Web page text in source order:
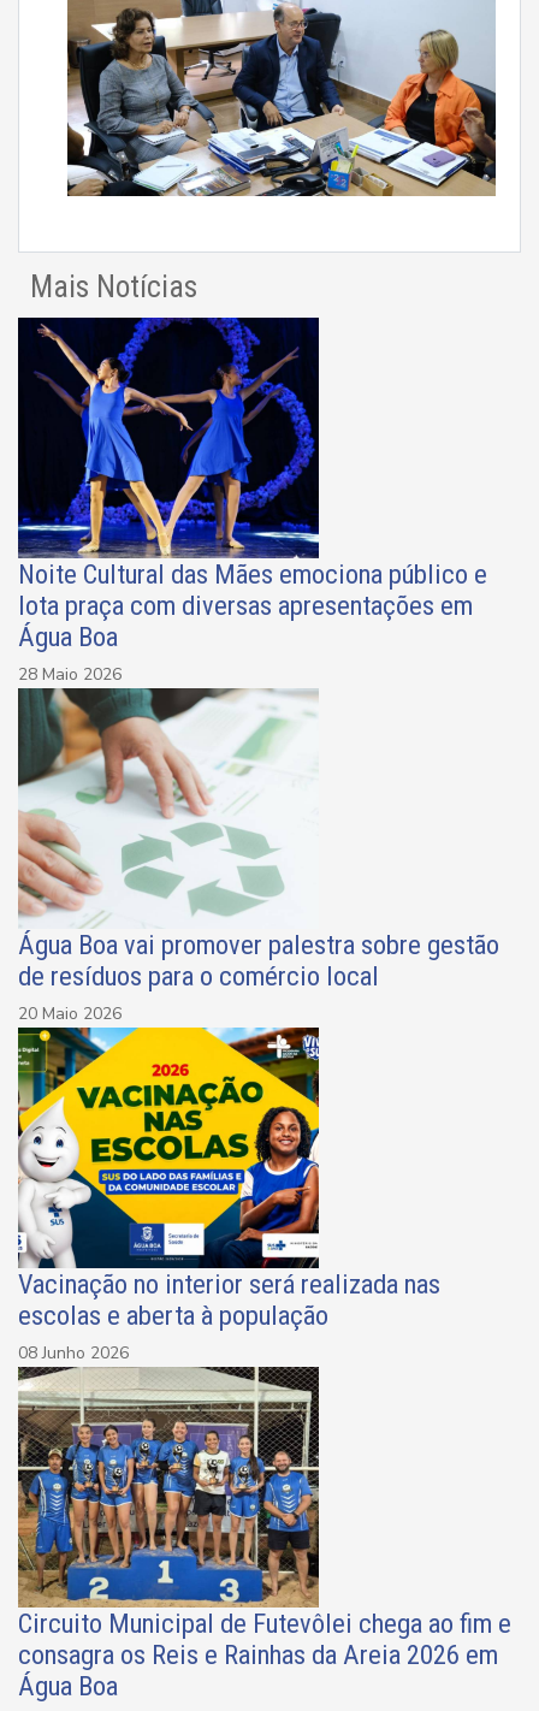
Mais Notícias
Noite Cultural das Mães emociona público e
lota praça com diversas apresentações em
Água Boa
28 Maio 2026
Água Boa vai promover palestra sobre gestão
de resíduos para o comércio local
20 Maio 2026
Vacinação no interior será realizada nas
escolas e aberta à população
08 Junho 2026
Circuito Municipal de Futevôlei chega ao fim e
consagra os Reis e Rainhas da Areia 2026 em
Água Boa